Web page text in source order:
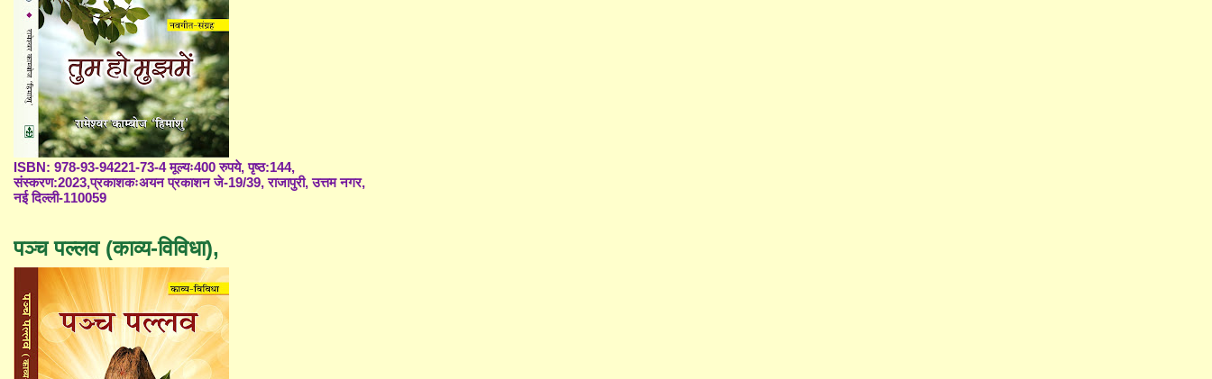
ISBN: 978-93-94221-73-4 मूल्यः400 रुपये, पृष्ठ:144,
संस्करण:2023,प्रकाशकःअयन प्रकाशन जे-19/39, राजापुरी, उत्तम नगर,
नई दिल्ली-110059
पञ्च पल्लव (काव्य-विविधा),